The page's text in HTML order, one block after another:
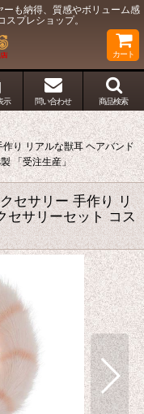
も納得、質感やボリューム感
プレショップ。
カート
示 問い合わせ 商品検索
り リアルな獣耳 ヘアバンド
「受注生産」
セサリー 手作り リ
セサリーセット コス